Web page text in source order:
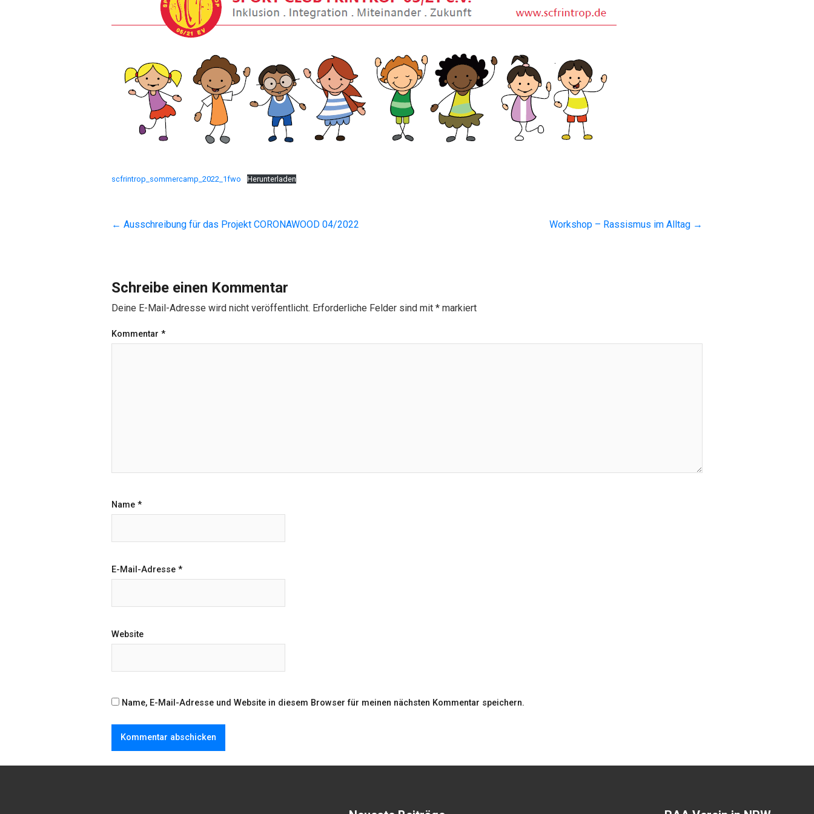
scfrintrop_sommercamp_2022_1fwo Herunterladen
← Ausschreibung für das Projekt CORONAWOOD 04/2022 Workshop – Rassismus im Alltag →
Schreibe einen Kommentar
Deine E-Mail-Adresse wird nicht veröffentlicht. Erforderliche Felder sind mit * markiert
Kommentar *
Name *
E-Mail-Adresse *
Website
Name, E-Mail-Adresse und Website in diesem Browser für meinen nächsten Kommentar speichern.